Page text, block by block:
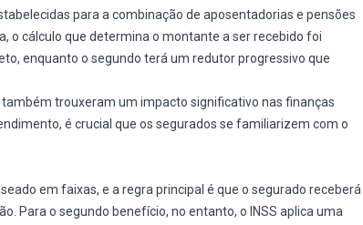
para a combinação de aposentadorias e pensões
o cálculo que determina o montante a ser recebido foi
enquanto o segundo terá um redutor progressivo que
trouxeram um impacto significativo nas finanças
é crucial que os segurados se familiarizem com o
em faixas, e a regra principal é que o segurado receberá
Para o segundo benefício, no entanto, o INSS aplica uma